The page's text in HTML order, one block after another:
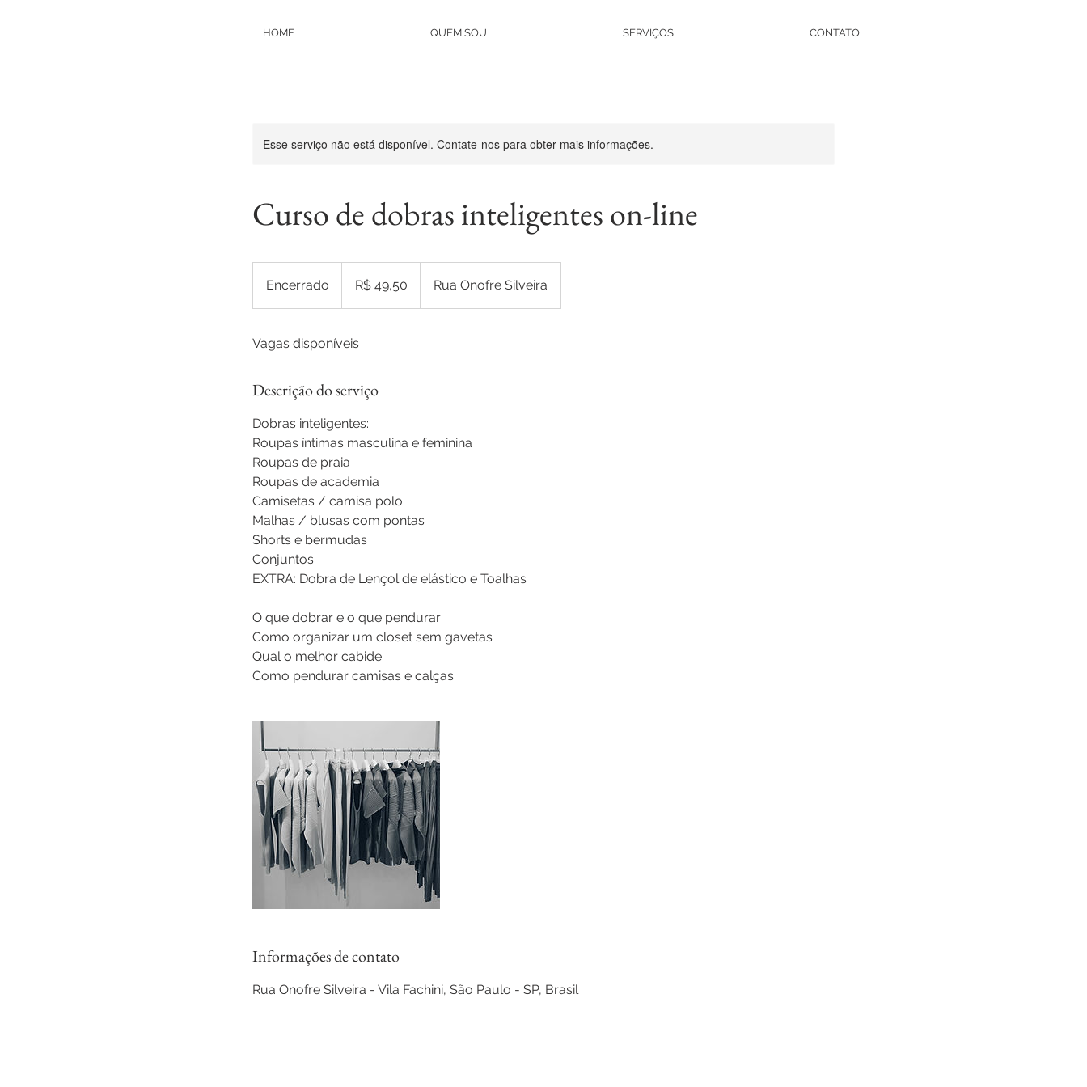
HOME QUEM SOU SERVIÇOS CONTATO
Esse serviço não está disponível. Contate-nos para obter mais informações.
Curso de dobras inteligentes on-line
Encerrado
n
e
d
o
brasileiros
R$ 49,50 Rua Onofre Silveira
Vagas disponíveis
Descrição do serviço
Dobras inteligentes:
Roupas íntimas masculina e feminina
Roupas de praia
Roupas de academia
Camisetas / camisa polo
Malhas / blusas com pontas
Shorts e bermudas
Conjuntos
EXTRA: Dobra de Lençol de elástico e Toalhas
O que dobrar e o que pendurar
Como organizar um closet sem gavetas
Qual o melhor cabide
Como pendurar camisas e calças
Informações de contato
Rua Onofre Silveira - Vila Fachini, São Paulo - SP, Brasil